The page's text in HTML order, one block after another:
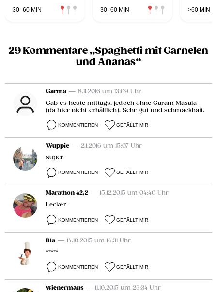
30–60 MIN 30–60 MIN >60 MIN
29 Kommentare „Spaghetti mit Garnelen
und Ananas“
Garma — 8.11.2016 um 13:09 Uhr
Gab es heute mittags, jedoch ohne Garam Masala
(da hier nicht erhältlich). Sehr gut und schmackhaft.
KOMMENTIEREN GEFÄLLT MIR
Wuppie — 2.1.2016 um 15:07 Uhr
super
KOMMENTIEREN GEFÄLLT MIR
Marathon 42,2 — 15.12.2015 um 04:40 Uhr
Lecker
KOMMENTIEREN GEFÄLLT MIR
Illa — 14.10.2015 um 14:31 Uhr
*****
KOMMENTIEREN GEFÄLLT MIR
wienermaus — 11.10.2015 um 23:34 Uhr